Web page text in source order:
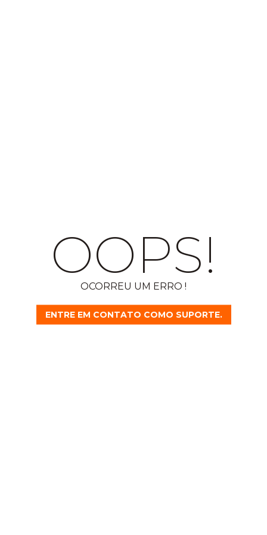
OOPS!
OCORREU UM ERRO !
ENTRE EM CONTATO COMO SUPORTE.